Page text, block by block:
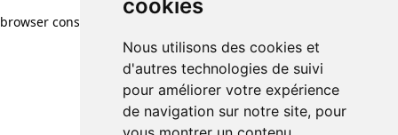
cookies
Nous utilisons des cookies et
d'autres technologies de suivi
pour améliorer votre expérience
de navigation sur notre site, pour
browser console for more information)